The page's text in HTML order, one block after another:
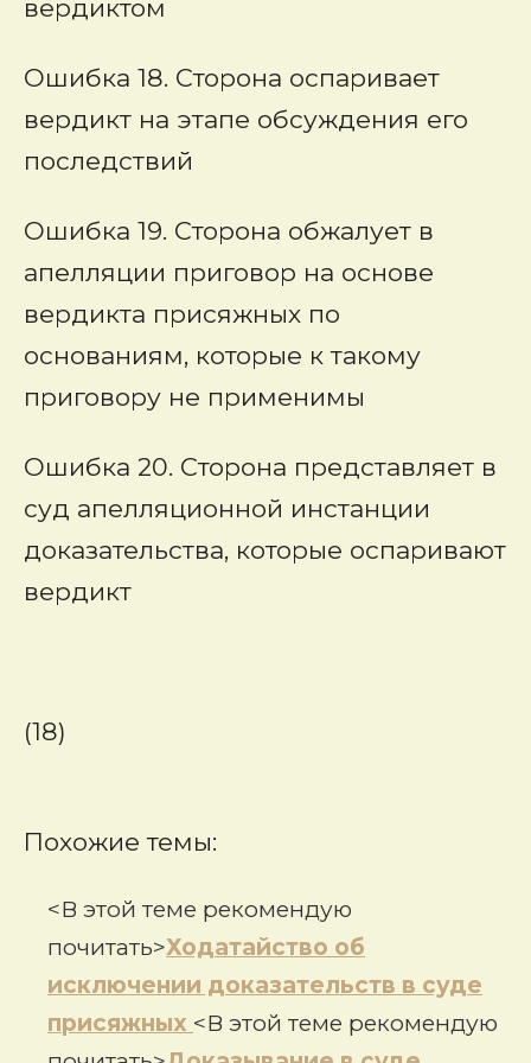
вердиктом
Ошибка 18. Сторона оспаривает
вердикт на этапе обсуждения его
последствий
Ошибка 19. Сторона обжалует в
апелляции приговор на основе
вердикта присяжных по
основаниям, которые к такому
приговору не применимы
Ошибка 20. Сторона представляет в
суд апелляционной инстанции
доказательства, которые оспаривают
вердикт
(18)
Похожие темы:
<В этой теме рекомендую
почитать>Ходатайство об
исключении доказательств в суде
присяжных <В этой теме рекомендую